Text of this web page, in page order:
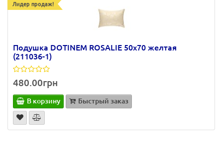
Лидер продаж!
Подушка DOTINEM ROSALIE 50х70 желтая
(211036-1)
480.00грн
В корзину Быстрый заказ